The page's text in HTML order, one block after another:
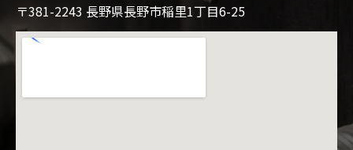
〒381-2243 長野県長野市稲里1丁目6-25